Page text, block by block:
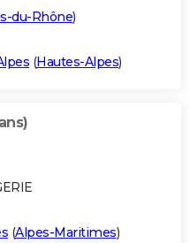
du-Rhône)
(Hautes-Alpes)
(Alpes-Maritimes)